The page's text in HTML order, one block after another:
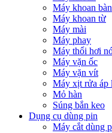
Máy khoan bàn
Máy khoan từ
Máy mài
Máy phay
Máy thổi hơi
Máy vặn ốc
Máy vặn vít
Máy xịt rửa áp
Mỏ hàn
Súng bắn keo
Dụng cụ dùng pin
Máy cắt dùng